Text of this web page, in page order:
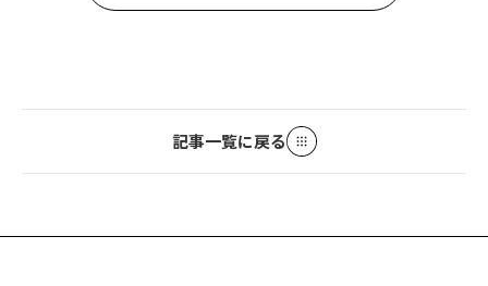
記事一覧に戻る